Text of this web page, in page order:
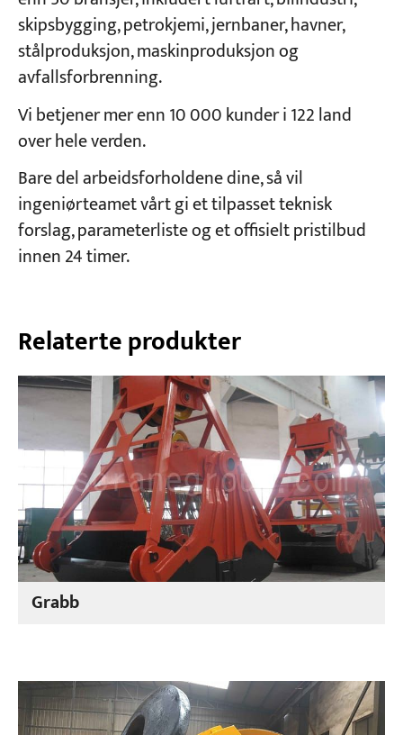
skipsbygging, petrokjemi, jernbaner, havner,
stålproduksjon, maskinproduksjon og
avfallsforbrenning.
Vi betjener mer enn 10 000 kunder i 122 land
over hele verden.
Bare del arbeidsforholdene dine, så vil
ingeniørteamet vårt gi et tilpasset teknisk
forslag, parameterliste og et offisielt pristilbud
innen 24 timer.
Relaterte produkter
Grabb